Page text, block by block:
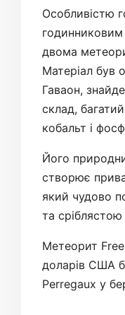
Особливістю
двома
Матеріал був
Гаваон,
склад,
кобальт і
Його
створює
який чудово
та
Метеорит
доларів США
Perregaux у